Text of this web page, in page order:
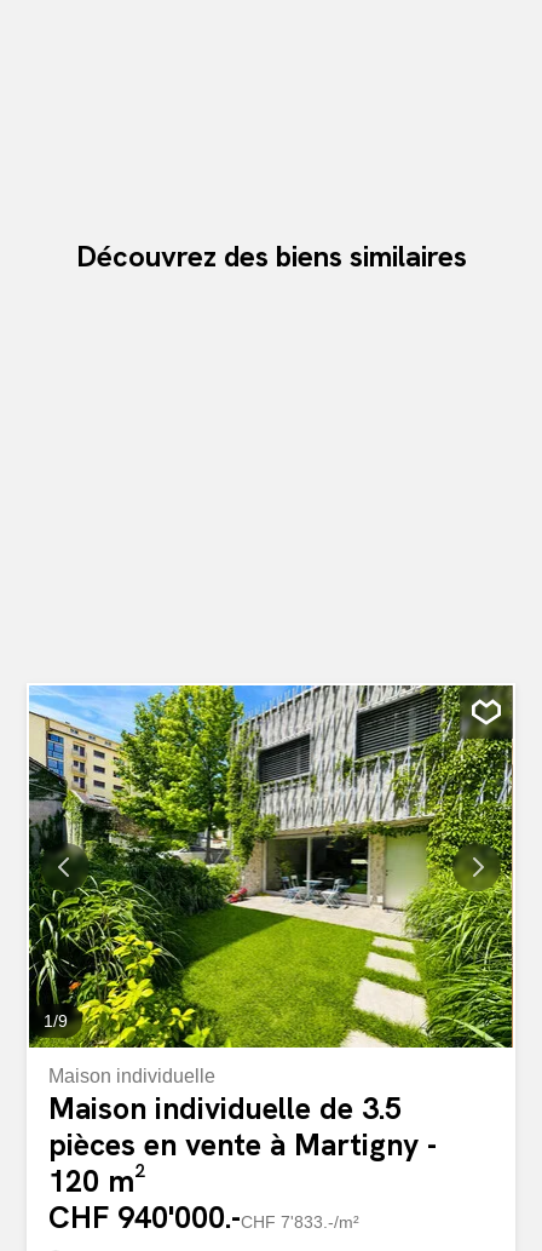
Découvrez des biens similaires
1/9
Maison individuelle
Maison individuelle de 3.5
pièces en vente à Martigny -
120 m²
CHF 940'000.-CHF 7'833.-/m²